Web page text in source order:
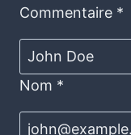
Commentaire *
Nom *